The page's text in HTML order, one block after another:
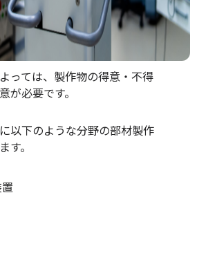
っては、製作物の得意・不得
が必要です。
以下のような分野の部材製作
す。